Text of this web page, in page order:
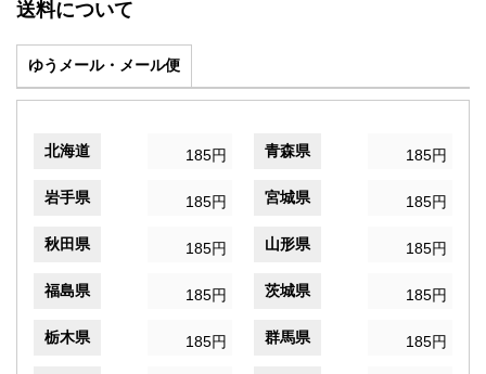
送料について
ゆうメール・メール便
北海道 185円 青森県 185円
岩手県 185円 宮城県 185円
秋田県 185円 山形県 185円
福島県 185円 茨城県 185円
栃木県 185円 群馬県 185円